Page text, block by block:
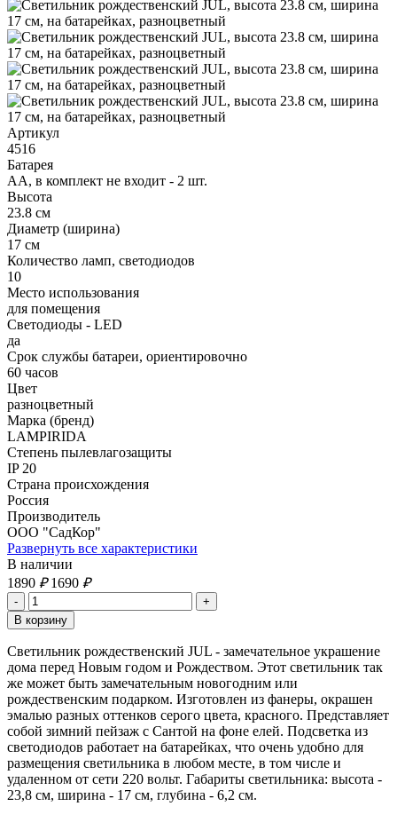
Артикул
4516
Батарея
АА, в комплект не входит - 2 шт.
Высота
23.8 см
Диаметр (ширина)
17 см
Количество ламп, светодиодов
10
Место использования
для помещения
Светодиоды - LED
да
Срок службы батареи, ориентировочно
60 часов
Цвет
разноцветный
Марка (бренд)
LAMPIRIDA
Степень пылевлагозащиты
IP 20
Страна происхождения
Россия
Производитель
ООО "СадКор"
Развернуть все характеристики
В наличии
1890 ₽ 1690 ₽
Светильник рождественский JUL - замечательное украшение
дома перед Новым годом и Рождеством. Этот светильник так
же может быть замечательным новогодним или
рождественским подарком. Изготовлен из фанеры, окрашен
эмалью разных оттенков серого цвета, красного. Представляет
собой зимний пейзаж с Сантой на фоне елей. Подсветка из
светодиодов работает на батарейках, что очень удобно для
размещения светильника в любом месте, в том числе и
удаленном от сети 220 вольт. Габариты светильника: высота -
23,8 см, ширина - 17 см, глубина - 6,2 см.